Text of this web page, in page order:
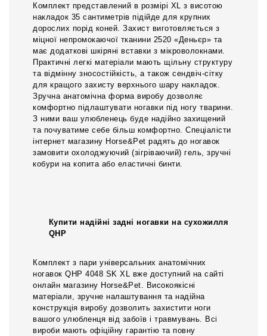
Комплект представлений в розмірі XL з висотою
накладок 35 сантиметрів підійде для крупних
дорослих порід коней. Захист виготовляється з
міцної непромокаючої тканини 2520 «Деньєр» та
має додаткові шкіряні вставки з мікроволокнами.
Практичні легкі матеріали мають щільну структуру
та відмінну зносостійкість, а також сендвіч-сітку
для кращого захисту верхнього шару накладок.
Зручна анатомічна форма виробу дозволяє
комфортно підлаштувати ногавки під ногу тварини.
З ними ваш улюбленець буде надійно захищений
та почуватиме себе більш комфортно. Спеціалісти
інтернет магазину Horse&Pet радять до ногавок
замовити охолоджуючий (зігріваючий) гель, зручні
кобури на копита або еластичні бинти.
Купити надійні задні ногавки на сухожилля
QHP
Комплект з пари універсальних анатомічних
ногавок QHP 4048 SK XL вже доступний на сайті
онлайн магазину Horse&Pet. Високоякісні
матеріали, зручне налаштування та надійна
конструкція виробу дозволить захистити ноги
вашого улюбленця від забоїв і травмувань. Всі
вироби мають офіційну гарантію та повну